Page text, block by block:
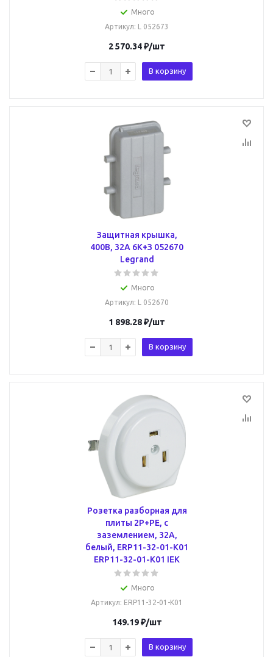
Много
Артикул: L 052673
2 570.34₽/шт
В корзину
Защитная крышка,
400В, 32А 6К+З 052670
Legrand
Много
Артикул: L 052670
1 898.28₽/шт
В корзину
Розетка разборная для
плиты 2P+PE, с
заземлением, 32А,
белый, ERP11-32-01-K01
ERP11-32-01-K01 IEK
Много
Артикул: ERP11-32-01-K01
149.19₽/шт
В корзину